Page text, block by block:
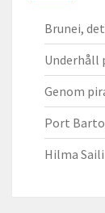
Brunei,
Underhåll
Genom
Port
Hilma